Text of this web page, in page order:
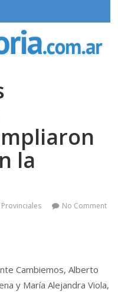
la
Provinciales No Comment
Cambiemos, Alberto
y María Alejandra Viola,